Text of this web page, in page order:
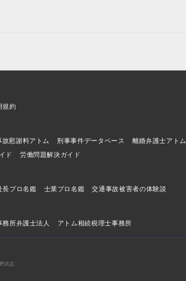
規約
故慰謝料アトム 刑事事件データベース
離婚弁護士アトム
ド 労働問題解決ガイド
長プロ名鑑 士業プロ名鑑 交通事故被害者の体験談
務所弁護士法人 アトム相続税理士事務所
武志